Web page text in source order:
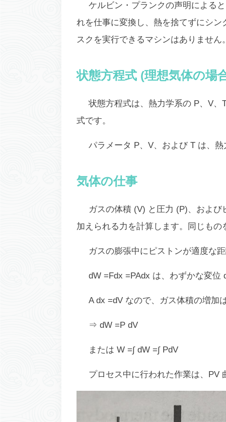
ケルビン・プランクの声明による
れを仕事に変換し、熱を捨てずにシ
スクを実行できるマシンはありません。
状態方程式 (理想気体の場
状態方程式は、熱力学系の P、V
式です。
パラメータ P、V、および T は、熱
気体の仕事
ガスの体積 (V) と圧力 (P)、およ
加えられる力を計算します。同じもの
ガスの膨張中にピストンが適度な
dW =Fdx =PAdx は、わずかな変位
A dx =dV なので、ガス体積の増加
⇒ dW =P dV
または W =∫ dW =∫ PdV
プロセス中に行われた作業は、PV